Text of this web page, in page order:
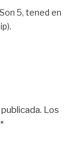
5, tened en
Los
*